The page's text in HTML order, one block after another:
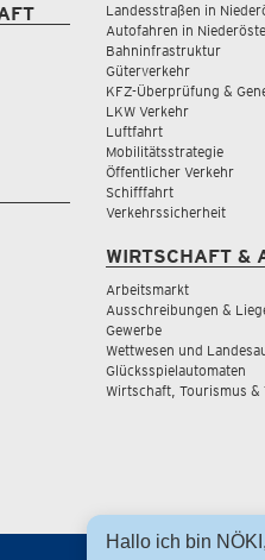
Landesstraßen in
Autofahren in
Bahninfrastruktur
Güterverkehr
KFZ-Überprüfung &
LKW Verkehr
Luftfahrt
Mobilitätsstrategie
Öffentlicher Verkehr
Schifffahrt
Verkehrssicherheit
WIRTSCHAFT &
Arbeitsmarkt
Ausschreibungen &
Gewerbe
Wettwesen und
Glücksspielautomaten
Wirtschaft, Tourismus &
Hallo ich bin